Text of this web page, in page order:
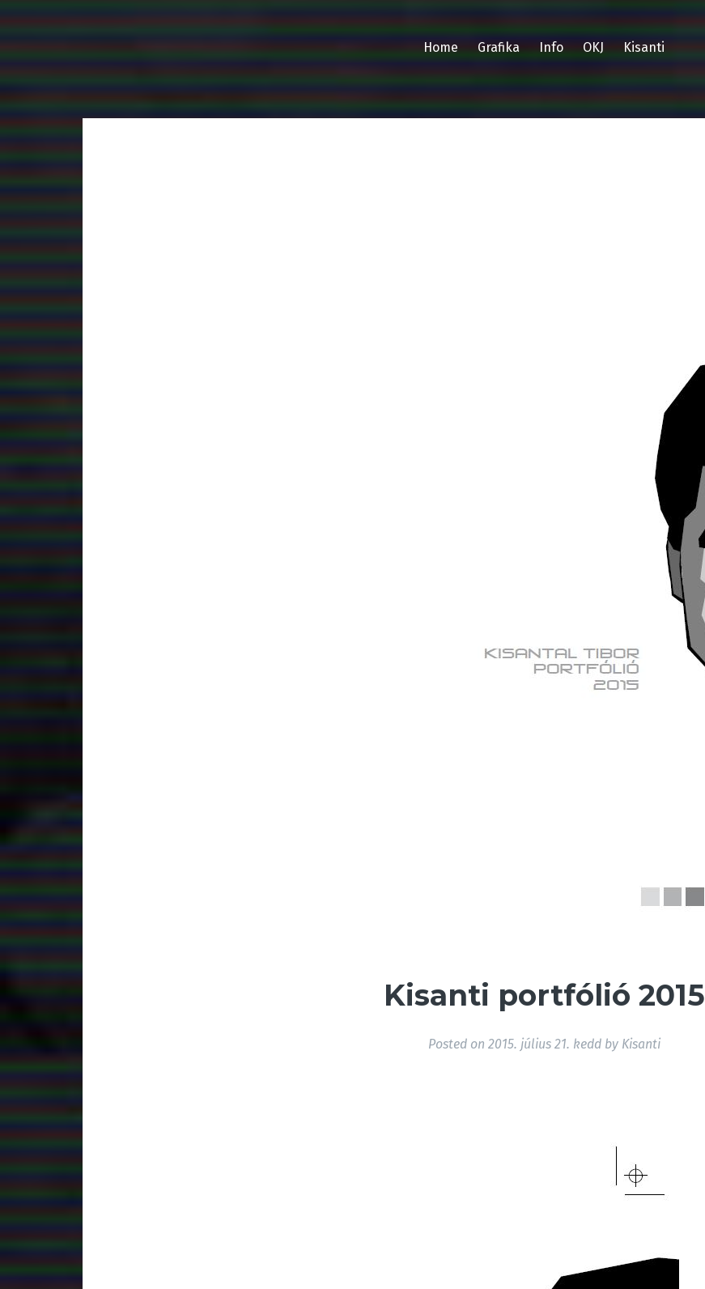
Home Grafika Info OKJ Kisanti
Kisanti portfólió 2015
Posted on 2015. július 21. keddby Kisanti